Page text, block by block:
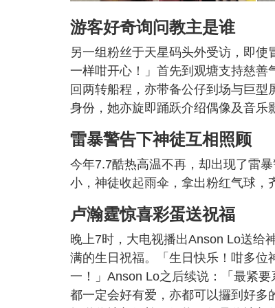
游客好奇询问教主是谁
另一组粉丝于天星码头外受访，即使
一样咁开心！」首先到观塘支持慈
回两转船程，亦带备公仔到场与巨
身份，她亦旋即踊跃介绍偶像及音乐
雷暴警告下神徒互相照顾
今年7.7酷热高温不再，却出现了雷
小，神徒收起雨伞，拿出粉红气球，
卢瀚霆惊喜彩蛋送祝福
晚上7时，大电视播出Anson Lo送给
满的生日祝福。「生日快乐！咁多位
一！」Anson Lo之后续说：「最紧
都一定会好有爱，亦都可以攞到好多